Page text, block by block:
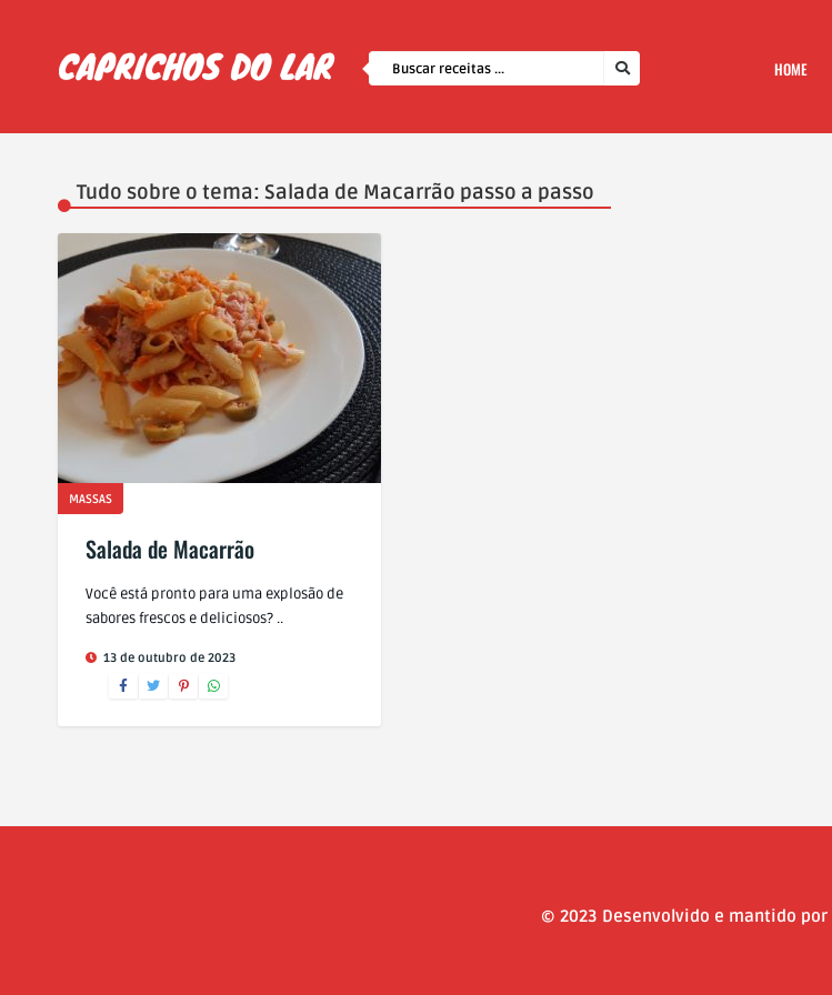
HOME
Tudo sobre o tema: Salada de Macarrão passo a passo
MASSAS
Salada de Macarrão
Você está pronto para uma explosão de
sabores frescos e deliciosos? ..
13 de outubro de 2023
© 2023 Desenvolvido e mantido por